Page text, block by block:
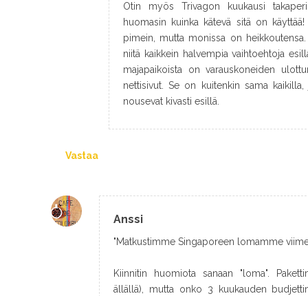
Otin myös Trivagon kuukausi
huomasin kuinka kätevä sitä on
pimein, mutta monissa on
niitä kaikkein halvempia vaihtoehtoja
majapaikoista on varauskoneiden
nettisivut. Se on kuitenkin sama
nousevat kivasti esillä.
Vastaa
Anssi
"Matkustimme Singaporeen lomamme
Kiinnitin huomiota sanaan "loma".
ällällä), mutta onko 3 kuukauden